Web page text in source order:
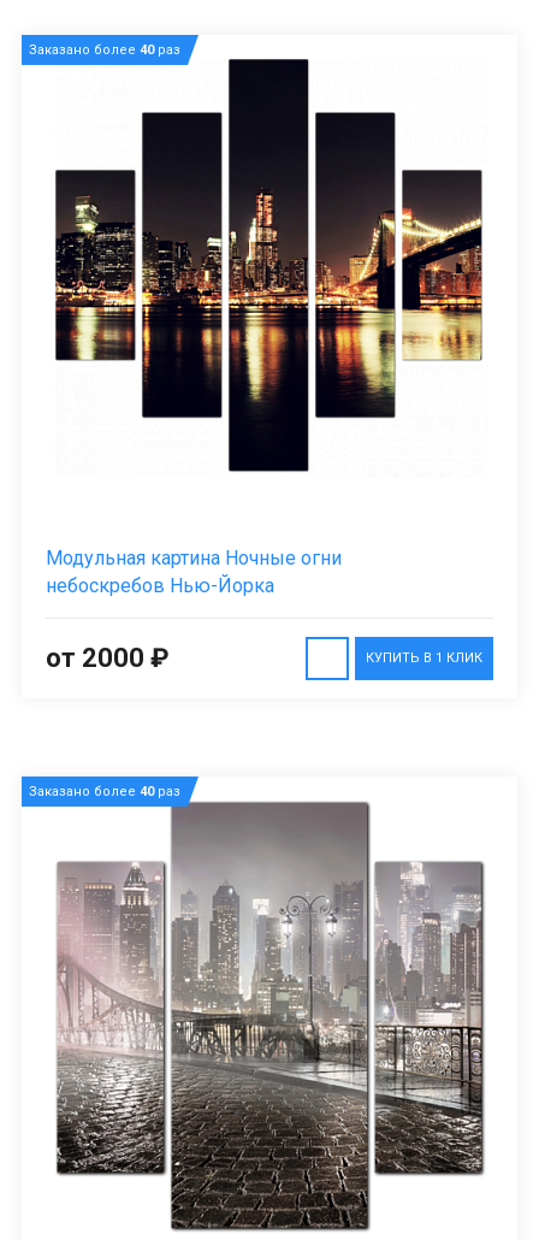
Заказано более 40раз
Модульная картина Ночные огни
небоскребов Нью-Йорка
КУПИТЬ В 1 КЛИК
от 2000 ₽
Заказано более 40раз